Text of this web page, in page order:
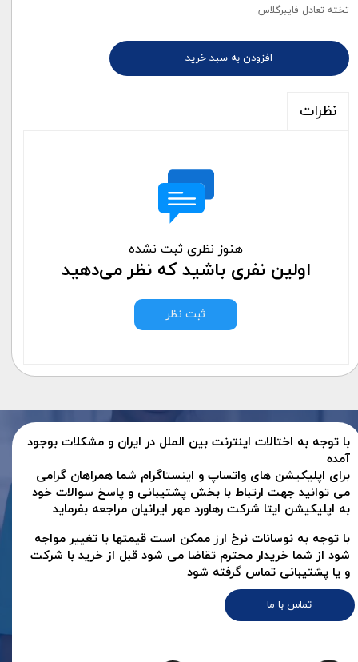
تخته تعادل فایبرگلاس
افزودن به سبد خرید
نظرات
هنوز نظری ثبت نشده
اولین نفری باشید که نظر می‌دهید
ثبت نظر
تماس با ما
با توجه به اختالات اینترنت بین الملل در ایران و مشکلات بوجود
آمده
برای اپلیکیشن های واتساپ و اینستاگرام شما همراهان گرامی
می توانید جهت ارتباط با بخش پشتیبانی و پاسخ سوالات خود
به اپلیکیشن ایتا شرکت رهاورد مهر ایرانیان مراجعه بفرماید
با توجه به نوسانات نرخ ارز ممکن است قیمتها با تغییر مواجه
شود از شما خریدار محترم تقاضا می شود قبل از خرید با شرکت
و یا پشتیبانی تماس گرفته شود